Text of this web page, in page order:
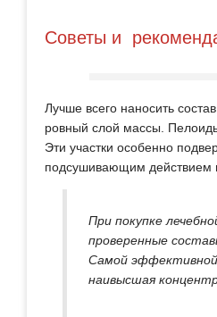
Советы и
Лучше всего наносить
ровный слой массы.
Эти участки особенно
подсушивающим действием
При покупке
проверенные
Самой
наивысшая